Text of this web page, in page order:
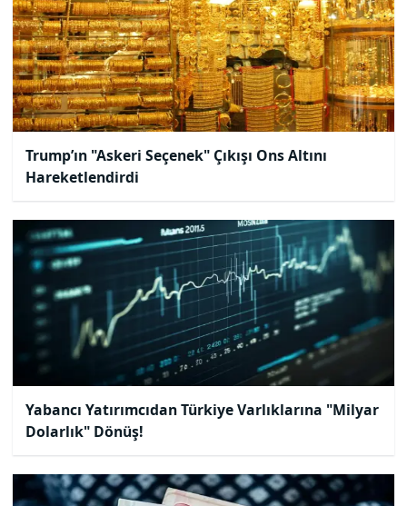
Trump’ın "Askeri Seçenek" Çıkışı Ons Altını
Hareketlendirdi
Yabancı Yatırımcıdan Türkiye Varlıklarına "Milyar
Dolarlık" Dönüş!